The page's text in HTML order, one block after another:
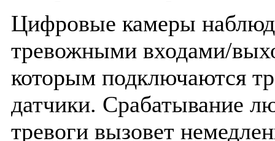
Цифровые камеры
тревожными входами/
которым подключаются
датчики. Срабатывание
тревоги вызовет